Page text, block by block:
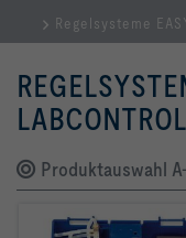
Regelsysteme
LABCONTROL
Produktauswahl